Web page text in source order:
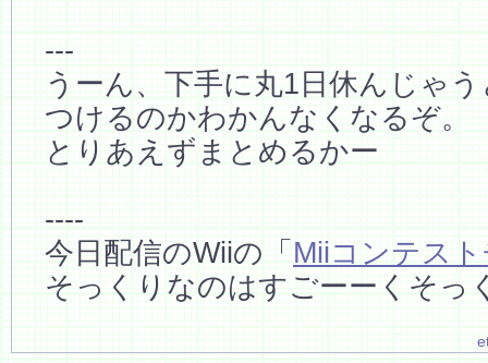
---
うーん、下手に丸1日休んじゃ
つけるのかわかんなくなるぞ。
とりあえずまとめるかー
----
今日配信のWiiの「 Miiコンテス
そっくりなのはすごーーくそっ